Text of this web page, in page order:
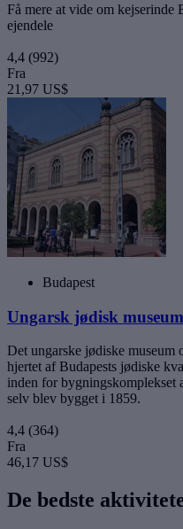
Få mere at vide om kejserinde
ejendele
4,4 (992)
Fra
21,97 US$
Budapest
Ungarsk jødisk
Det ungarske jødiske
hjertet af Budapests jødiske
inden for bygningskomplekset
selv blev bygget i 1859.
4,4 (364)
Fra
46,17 US$
De bedste